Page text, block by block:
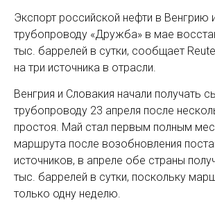
Экспорт российской нефти в Венгрию
трубопроводу «Дружба» в мае
тыс. баррелей в сутки, сообщает
на три источника в отрасли.
Венгрия и Словакия начали получать
трубопроводу 23 апреля после
простоя. Май стал первым полным
маршрута после возобновления
источников, в апреле обе страны
тыс. баррелей в сутки, поскольку
только одну неделю.